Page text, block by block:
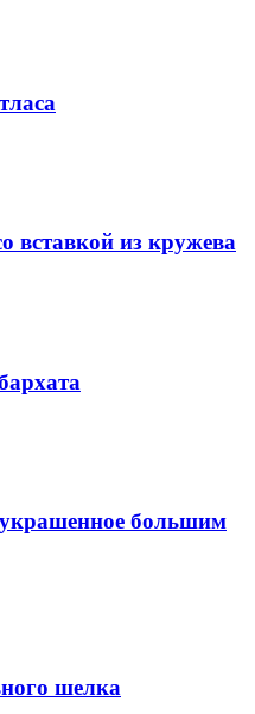
вставкой из кружева
большим
шелка